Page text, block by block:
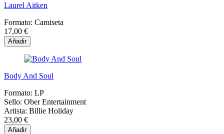
Laurel Aitken
Formato: Camiseta
17,00 €
Añadir
Body And Soul
Formato: LP
Sello: Ober Entertainment
Artista: Billie Holiday
23,00 €
Añadir